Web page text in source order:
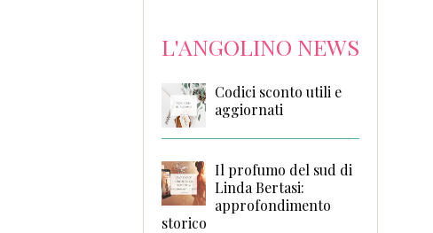
L'ANGOLINO NEWS
Codici sconto utili e
aggiornati
Il profumo del sud di
Linda Bertasi:
approfondimento
storico